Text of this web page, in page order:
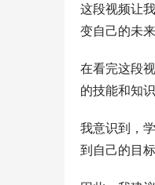
这段视频让
变自己的未
在看完这段
的技能和知
我意识到，
到自己的目标